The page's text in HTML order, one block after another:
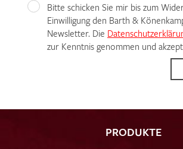
Bitte schicken Sie mir bis zum
Einwilligung den Barth &
Newsletter. Die
zur Kenntnis genommen und
PRODUKTE